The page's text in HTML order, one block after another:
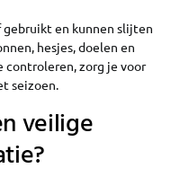
en kunnen slijten
hesjes, doelen en
controleren, zorg je voor
seizoen.
veilige